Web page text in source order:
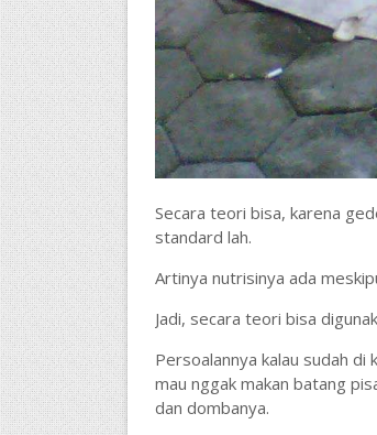
Secara teori bisa, karena
standard lah.
Artinya nutrisinya ada
Jadi, secara teori bisa
Persoalannya kalau sudah
mau nggak makan batang
dan dombanya.